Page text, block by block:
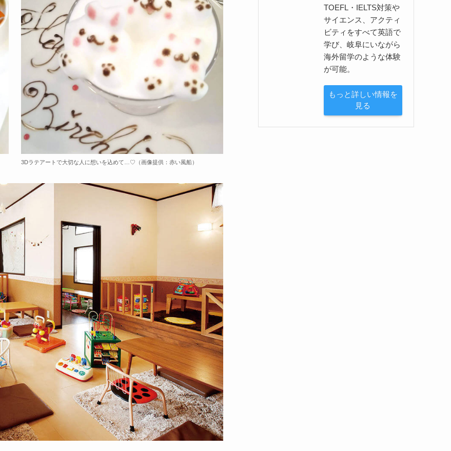
3Dラテアートで大切な人に想いを込めて…♡（画像提供：赤い風船）
TOEFL・IELTS対策や
サイエンス、アクティ
ビティをすべて英語で
学び、岐阜にいながら
海外留学のような体験
が可能。
もっと詳しい情報を
見る